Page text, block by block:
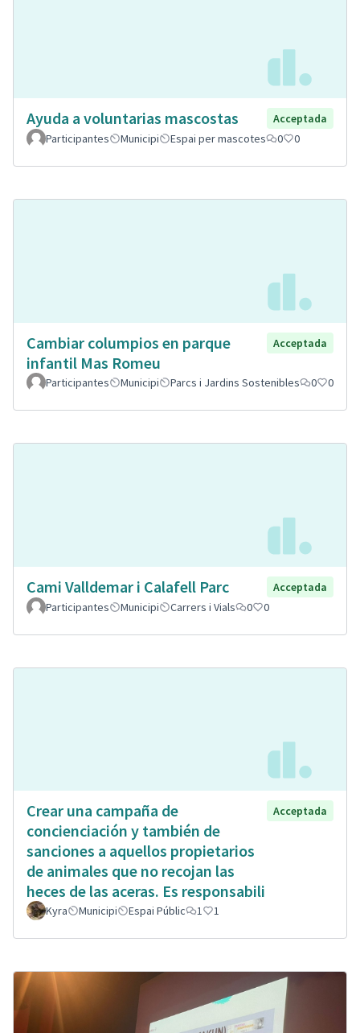
Ayuda a voluntarias mascostas
Acceptada
Participantes
Municipi Espai per mascotes 0 0
Cambiar columpios en parque
infantil Mas Romeu
Acceptada
Participantes Municipi Parcs i Jardins Sostenibles 0 0
Cami Valldemar i Calafell Parc
Acceptada
Participantes
Municipi Carrers i Vials 0 0
Crear una campaña de
concienciación y también de
sanciones a aquellos propietarios
de animales que no recojan las
heces de las aceras. Es responsabili
Acceptada
Kyra Municipi Espai Públic 1 1